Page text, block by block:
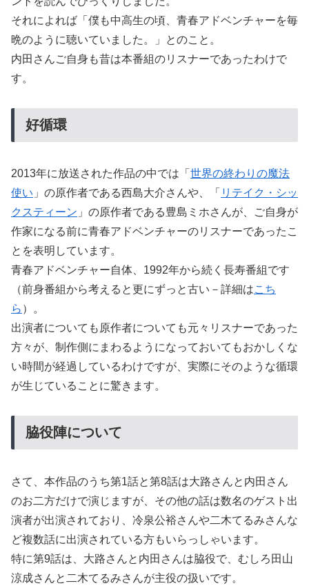
それによれば「僕も中高生の頃、青春アドベンチャーを毎
晩のように聴いていました。」とのこと。
内田さんご自身も昔は本番組のリスナーであったわけで
す。
好循環
2013年に放送された作品の中では「 世界の終わりの魔法
使い 」の原作者である西島大介さんや、「 リテイク・シッ
クスティーン 」の原作者である豊島ミホさんが、ご自身が
作家になる前に青春アドベンチャーのリスナーであったこ
とを表明しています。
青春アドベンチャー自体、1992年から続く長寿番組です
（前身番組から考えると更にずっと古い－詳細はこち
ら ）。
出演者についても原作者についても元々リスナーであった
方々が、制作側にまわるようになっておいてもおかしくな
い時間が経過しているわけですが、実際にそのような循環
が生じていることに驚きます。
脇役陣について
さて、本作品のうち第1話と第8話は大路さんと内田さん
のお二方だけで演じますが、その他の話は数名のゲスト出
演者が出演されており、冷泉公裕さんや二木てるみさんな
ど複数話に出演されている方もいらっしゃいます。
特に第9話は、大路さんと内田さんは脇役で、むしろ田山
涼成さんと二木てるみさんが主役の扱いです。